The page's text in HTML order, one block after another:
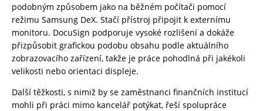
podobným způsobem jako na běžném počítači pomocí
režimu Samsung DeX. Stačí přístroj připojit k externímu
monitoru. DocuSign podporuje vysoké rozlišení a dokáže
přizpůsobit grafickou podobu obsahu podle aktuálního
zobrazovacího zařízení, takže je práce pohodlná při jakékoli
velikosti nebo orientaci displeje.
Další těžkosti, s nimiž by se zaměstnanci finančních institucí
mohli při práci mimo kancelář potýkat, řeší spolupráce